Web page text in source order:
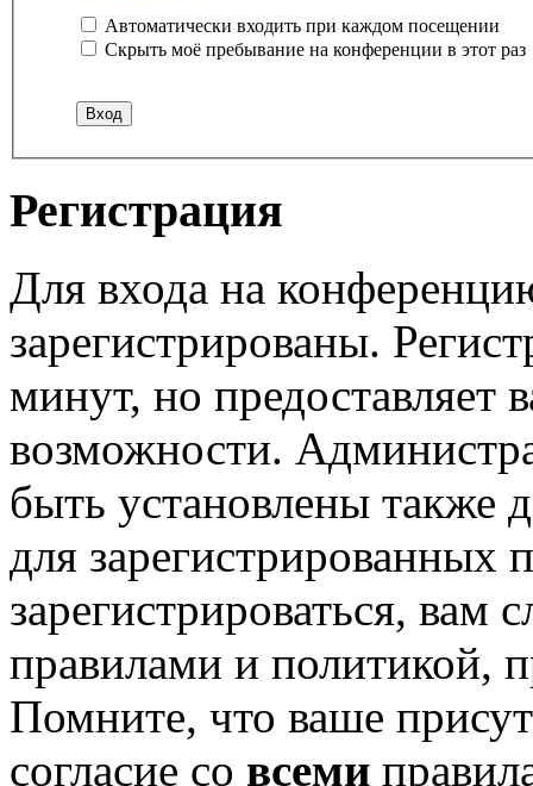
Автоматически входить при каждом посещении
Скрыть моё пребывание на конференции в этот раз
Регистрация
Для входа на
зарегистрированы.
минут, но предоставляет
возможности.
быть установлены также
для зарегистрированных
зарегистрироваться, вам
правилами и политикой,
Помните, что ваше
согласие со всеми